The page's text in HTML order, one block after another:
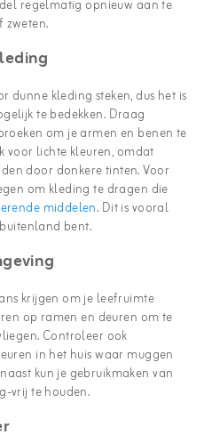
regelmatig opnieuw aan te
zweten.
dunne kleding steken, dus het is
te bedekken. Draag
om je armen en benen te
voor lichte kleuren, omdat
door donkere tinten. Voor
om kleding te dragen die
middelen. Dit is vooral
bent.
krijgen om je leefruimte
op ramen en deuren om te
Controleer ook
in het huis waar muggen
kun je gebruikmaken van
vrij te houden.